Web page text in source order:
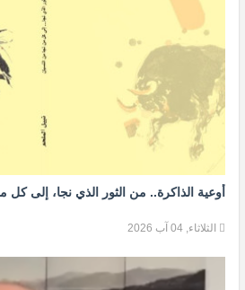
أوعية الذاكرة.. من الثور الذي نجا، إلى كل
الثلاثاء, 04 آب 2026